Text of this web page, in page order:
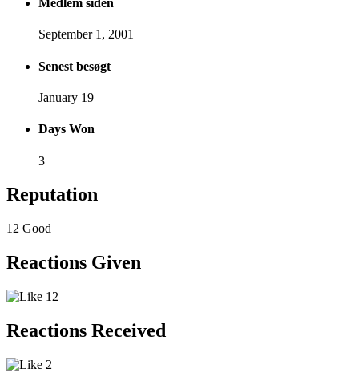
Medlem siden
September 1, 2001
Senest besøgt
January 19
Days Won
3
Reputation
12 Good
Reactions Given
12
Reactions Received
2